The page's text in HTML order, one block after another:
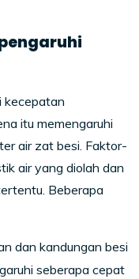
kecepatan
itu memengaruhi
air zat besi. Faktor-
air yang diolah dan
Beberapa
dan kandungan besi
seberapa cepat